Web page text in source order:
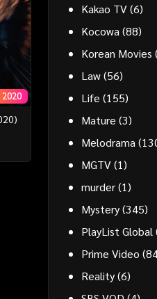
2020
Kakao TV(6)
Kocowa (88)
Korean Movies
Law(56)
Life (155)
Mature (3)
Melodrama
MGTV(1)
murder(1)
Mystery(345)
PlayList Global
Prime Video
Reality(6)